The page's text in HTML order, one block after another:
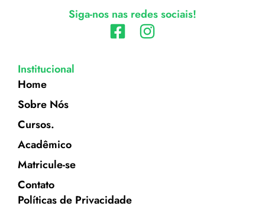
Siga-nos nas redes sociais!
Institucional
Home
Sobre Nós
Cursos.
Acadêmico
Matricule-se
Contato
Políticas de Privacidade